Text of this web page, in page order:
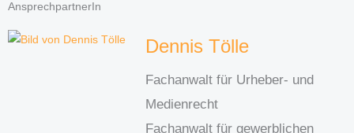
AnsprechpartnerIn
Dennis Tölle
Fachanwalt für Urheber- und
Medienrecht
Fachanwalt für gewerblichen